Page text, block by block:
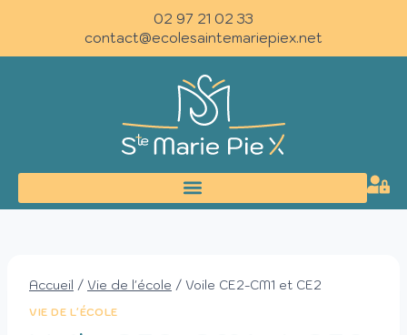
02 97 21 02 33
contact@ecolesaintemariepiex.net
Accueil / Vie de l'école / Voile CE2-CM1 et CE2
VIE DE L'ÉCOLE